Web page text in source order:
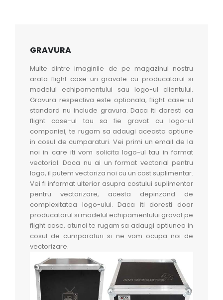
GRAVURA
Multe dintre imaginile de pe magazinul nostru
arata flight case-uri gravate cu producatorul si
modelul echipamentului sau logo-ul clientului.
Gravura respectiva este optionala, flight case-ul
standard nu include gravura. Daca iti doresti ca
flight case-ul tau sa fie gravat cu logo-ul
companiei, te rugam sa adaugi aceasta optiune
in cosul de cumparaturi. Vei primi un email de la
noi in care iti vom solicita logo-ul tau in format
vectorial. Daca nu ai un format vectorial pentru
logo, il putem vectoriza noi cu un cost suplimentar.
Vei fi informat ulterior asupra costului suplimentar
pentru vectorizare, acesta depinzand de
complexitatea logo-ului. Daca iti doresti doar
producatorul si modelul echipamentului gravat pe
flight case, atunci te rugam sa adaugi optiunea in
cosul de cumparaturi si ne vom ocupa noi de
vectorizare.